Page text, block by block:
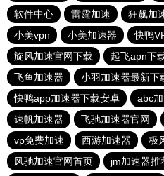
软件中心
雷霆加速 狂飙加
小美vpn
小美加速器 快鸭
旋风加速官网下载
起飞apn下
飞鱼加速器
小羽加速器最新下
快鸭app加速器下载安卓
abc
速帆加速器
飞驰加速器官网
vp免费加速
西游加速器 极
风驰加速官网首页
jm加速器推